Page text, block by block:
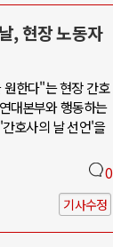
, 현장 노동자
한다"는 현장 간호
대본부와 행동하는
호사의 날 선언'을
0
기사수정